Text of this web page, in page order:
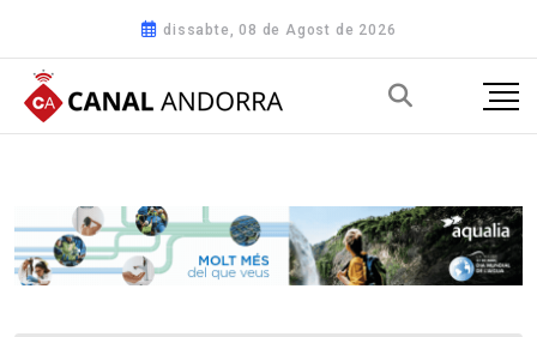
dissabte, 08 de Agost de 2026